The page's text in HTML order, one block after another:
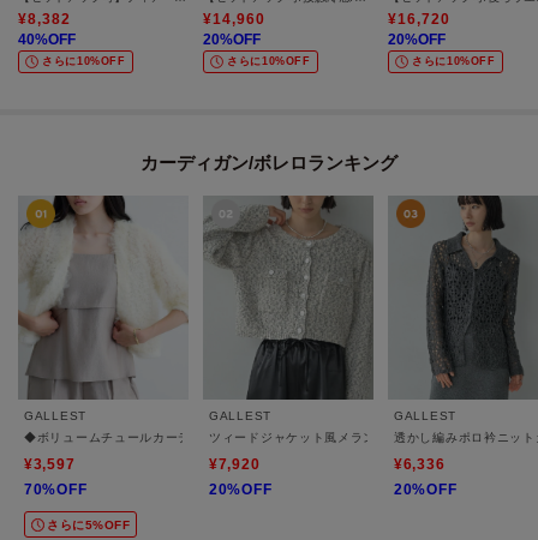
¥8,382
40%OFF
さらに10%OFF
¥14,960
20%OFF
さらに10%OFF
¥16,720
20%OFF
さらに10%OFF
カーディガン/ボレロランキング
GALLEST
◆ボリュームチュールカーディガン
¥3,597
70%OFF
さらに5%OFF
GALLEST
ツィードジャケット風メランジショートニットカーディ
¥7,920
20%OFF
GALLEST
透かし編みポロ衿ニッ
¥6,336
20%OFF